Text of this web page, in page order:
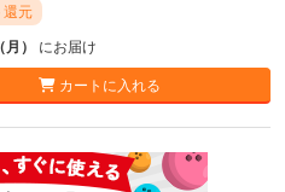
元
） にお届け
カートに入れる